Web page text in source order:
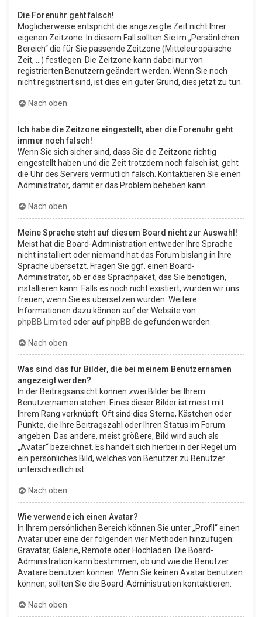
Die Forenuhr geht falsch!
Möglicherweise entspricht die angezeigte Zeit nicht Ihrer
eigenen Zeitzone. In diesem Fall sollten Sie im „Persönlichen
Bereich“ die für Sie passende Zeitzone (Mitteleuropäische
Zeit, ...) festlegen. Die Zeitzone kann dabei nur von
registrierten Benutzern geändert werden. Wenn Sie noch
nicht registriert sind, ist dies ein guter Grund, dies jetzt zu tun.
Nach oben
Ich habe die Zeitzone eingestellt, aber die Forenuhr geht
immer noch falsch!
Wenn Sie sich sicher sind, dass Sie die Zeitzone richtig
eingestellt haben und die Zeit trotzdem noch falsch ist, geht
die Uhr des Servers vermutlich falsch. Kontaktieren Sie einen
Administrator, damit er das Problem beheben kann.
Nach oben
Meine Sprache steht auf diesem Board nicht zur Auswahl!
Meist hat die Board-Administration entweder Ihre Sprache
nicht installiert oder niemand hat das Forum bislang in Ihre
Sprache übersetzt. Fragen Sie ggf. einen Board-
Administrator, ob er das Sprachpaket, das Sie benötigen,
installieren kann. Falls es noch nicht existiert, würden wir uns
freuen, wenn Sie es übersetzen würden. Weitere
Informationen dazu können auf der Website von
phpBB Limited oder aufphpBB.de gefunden werden.
Nach oben
Was sind das für Bilder, die bei meinem Benutzernamen
angezeigt werden?
In der Beitragsansicht können zwei Bilder bei Ihrem
Benutzernamen stehen. Eines dieser Bilder ist meist mit
Ihrem Rang verknüpft: Oft sind dies Sterne, Kästchen oder
Punkte, die Ihre Beitragszahl oder Ihren Status im Forum
angeben. Das andere, meist größere, Bild wird auch als
„Avatar“ bezeichnet. Es handelt sich hierbei in der Regel um
ein persönliches Bild, welches von Benutzer zu Benutzer
unterschiedlich ist.
Nach oben
Wie verwende ich einen Avatar?
In Ihrem persönlichen Bereich können Sie unter „Profil“ einen
Avatar über eine der folgenden vier Methoden hinzufügen:
Gravatar, Galerie, Remote oder Hochladen. Die Board-
Administration kann bestimmen, ob und wie die Benutzer
Avatare benutzen können. Wenn Sie keinen Avatar benutzen
können, sollten Sie die Board-Administration kontaktieren.
Nach oben